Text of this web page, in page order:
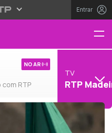
Entrar
RTP
NO AR
TV
RTP